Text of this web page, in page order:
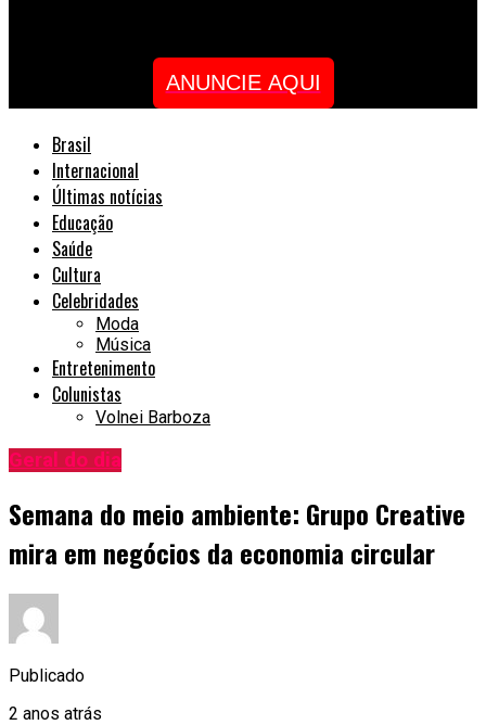
ANUNCIE AQUI
Brasil
Internacional
Últimas notícias
Educação
Saúde
Cultura
Celebridades
Moda
Música
Entretenimento
Colunistas
Volnei Barboza
Geral do dia
Semana do meio ambiente: Grupo Creative
mira em negócios da economia circular
Publicado
2 anos atrás